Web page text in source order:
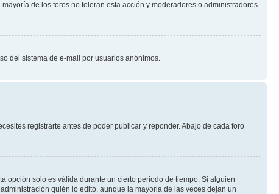
de los foros no toleran esta acción y moderadores o administradores
del sistema de e-mail por usuarios anónimos.
registrarte antes de poder publicar y reponder. Abajo de cada foro
opción solo es válida durante un cierto periodo de tiempo. Si alguien
quién lo editó, aunque la mayoria de las veces dejan un